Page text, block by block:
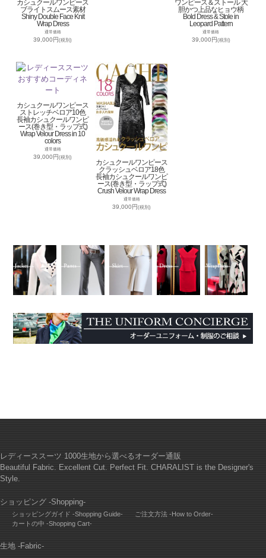
カシュクールワンピース
ブライトスムース素材
Shiny Double Face Knit
Wrap Dress
通常価格
39,000円(税別)
ワンピース＆ストール 大
胆かつ上品なヒョウ柄
Bold Dress & Stole in
Leopard Pattern
通常価格
39,000円(税別)
カシュクールワンピース
ストレッチベロア10色
長袖カシュクールワンピ
ース(巻き型・ラップ式)
Wrap Velour Dress in 10
colors
通常価格
39,000円(税別)
カシュクールワンピース
クラッシュベロア18色
長袖カシュクールワンピ
ース(巻き型・ラップ式)
Crush Velour Wrap Dress
通常価格
39,000円(税別)
レディーススーツ 1000生地から選べるオーダー通販
Beautiful Fabric. Excellent Cut. Perfect Fit. CHARALIST is the Designer's
Style.
ショッピング -Shopping-
ショッピングガイド -Shopping Guide-
ご注文方法 -How to Order-
カートの中 -Shopping Cart-
生地 -Fabric-